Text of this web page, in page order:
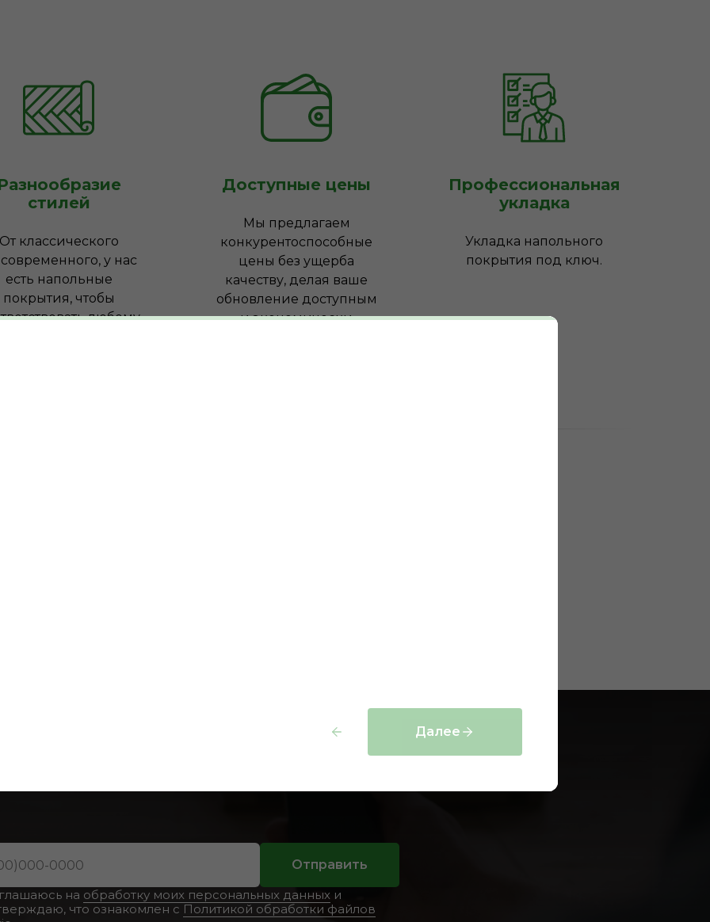
Далее
стилей
классического
у нас
есть напольные
покрытия, чтобы
любому
Доступные цены
Мы предлагаем
конкурентоспособные
цены без ущерба
качеству, делая ваше
обновление доступным
и экономически
Профессиональная
укладка
Укладка напольного
покрытия под ключ.
консультация?
на обработку моих персональных данных и
что ознакомлен с Политикой обработки файлов
Отправить